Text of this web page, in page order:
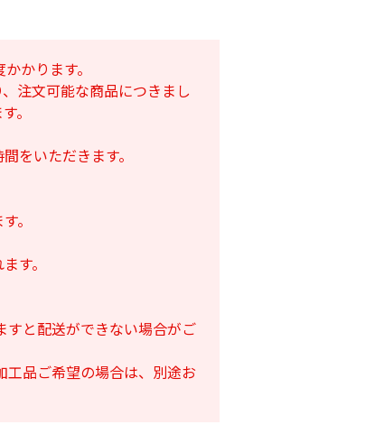
プ
POフィルム（AG自
かります。
注文可能な商品につきまし
。
をいただきます。
。
す。
と配送ができない場合がご
工品ご希望の場合は、別途お